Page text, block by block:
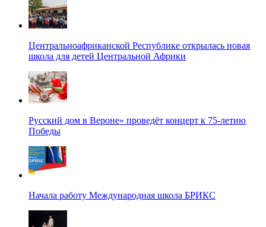
Центральноафриканской Республике открылась новая
школа для детей Центральной Африки
Русский дом в Вероне» проведёт концерт к 75-летию
Победы
Начала работу Международная школа БРИКС